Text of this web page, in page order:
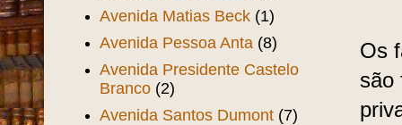
Os
são
Avenida Matias Beck (1)
Avenida Pessoa Anta (8)
Avenida Presidente Castelo
Branco (2)
Avenida Santos Dumont (7)